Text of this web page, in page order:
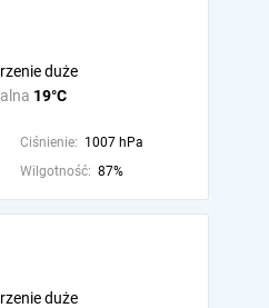
19°C
duże
Ciśnienie: 1007 hPa
Wilgotność: 87%
duże